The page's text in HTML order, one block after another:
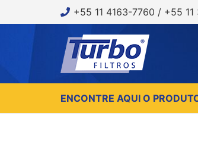
+55 11 4163-7760 / +55
ENCONTRE AQUI O